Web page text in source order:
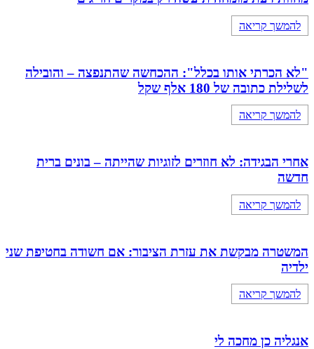
להמשך קריאה
"לא הכרתי אותו בכלל": ההכחשה שהתנפצה – והובילה
לשלילת כתובה של 180 אלף שקל
להמשך קריאה
אחרי הבגידה: לא חוזרים לזוגיות שהייתה – בונים ברית
חדשה
להמשך קריאה
המשטרה מבקשת את עזרת הציבור: אם חשודה בחטיפת שני
ילדיה
להמשך קריאה
אנגליה כן מחכה לי